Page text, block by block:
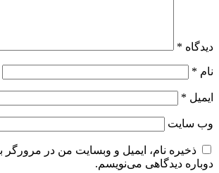
دیدگاه *
نام *
ایمیل *
وب‌ سایت
ذخیره نام، ایمیل و وبسایت من در مرورگر
دوباره دیدگاهی می‌نویسم.